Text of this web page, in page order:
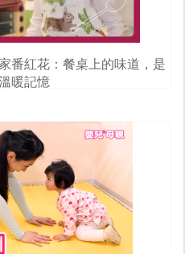
番紅花：餐桌上的味道，是
暖記憶